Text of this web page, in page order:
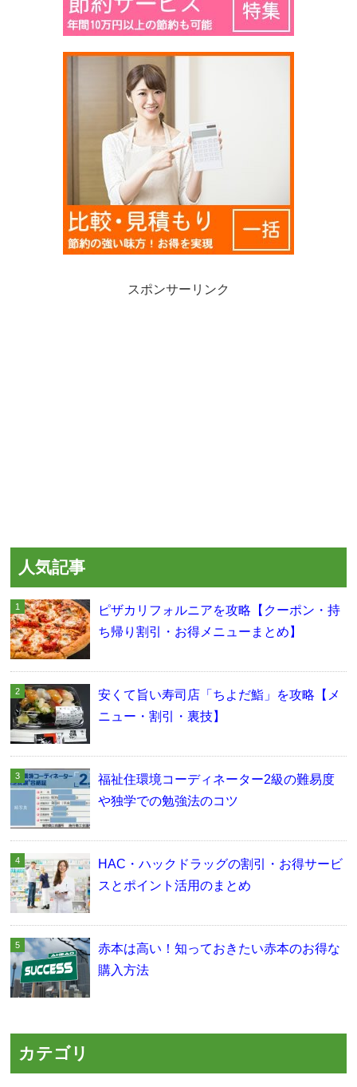
スポンサーリンク
人気記事
ピザカリフォルニアを攻略【クーポン・持
ち帰り割引・お得メニューまとめ】
安くて旨い寿司店「ちよだ鮨」を攻略【メ
ニュー・割引・裏技】
福祉住環境コーディネーター2級の難易度
や独学での勉強法のコツ
HAC・ハックドラッグの割引・お得サービ
スとポイント活用のまとめ
赤本は高い！知っておきたい赤本のお得な
購入方法
カテゴリ